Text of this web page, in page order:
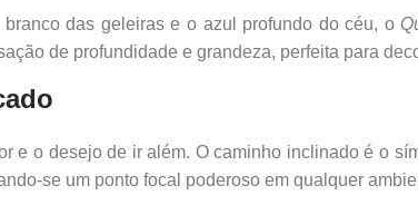
branco das geleiras e o azul profundo do céu, o
de profundidade e grandeza, perfeita para
e o desejo de ir além. O caminho inclinado é o
se um ponto focal poderoso em qualquer